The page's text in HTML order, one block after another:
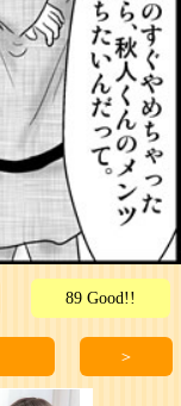
89 Good!!
＞